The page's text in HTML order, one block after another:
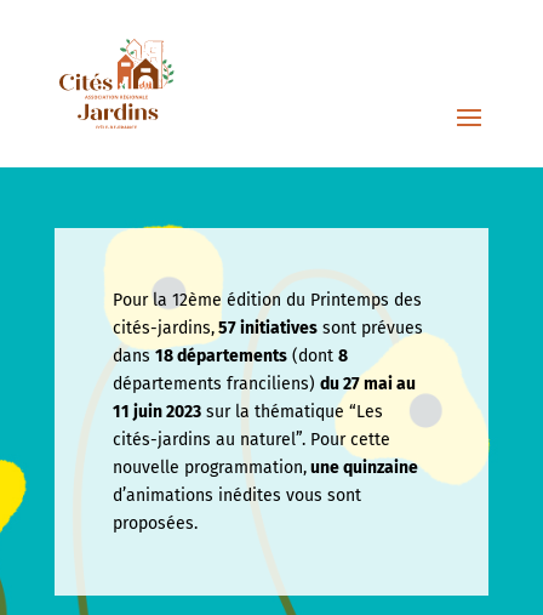
Pour la 12ème édition du Printemps des
cités-jardins,57 initiativessont prévues
dans18 départements(dont 8
départements franciliens) du 27 mai au
11 juin2023sur la thématique “Les
cités-jardins au naturel”. Pour cette
nouvelle programmation,une quinzaine
d’animations inédites vous sont
proposées.